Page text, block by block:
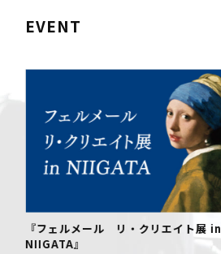
EVENT
『フェルメール リ・クリエイト展 in
NIIGATA』